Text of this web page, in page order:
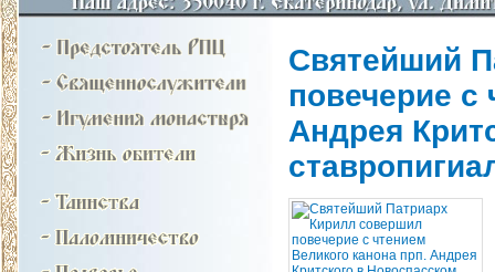
Святейший
повечерие с
Андрея